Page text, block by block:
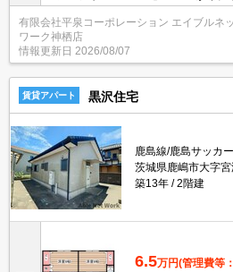
ント、鹿嶋市立高松小学校が徒歩9分
パソコンを使う方には、初めからイン
屋が便利です！ペットの飼育が可能か
けます(*´ω`*)
有限会社平泉コーポレーション エイブルネ
ワーク神栖店
情報更新日 2026/08/07
賃貸アパート 黒沢住宅
鹿島線/鹿島サッカ
茨城県鹿嶋市大字宮
築13年
2階建
6.5万円(管理費等